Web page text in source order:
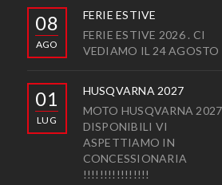
08
AGO
FERIE ESTIVE
FERIE ESTIVE 2026 . CI
VEDIAMO IL 24 AGOSTO
01
LUG
HUSQVARNA 2027
MOTO HUSQVARNA 2027
DISPONIBILI VI
ASPETTIAMO IN
CONCESSIONARIA
!!!!!!!!!!!!!!!!